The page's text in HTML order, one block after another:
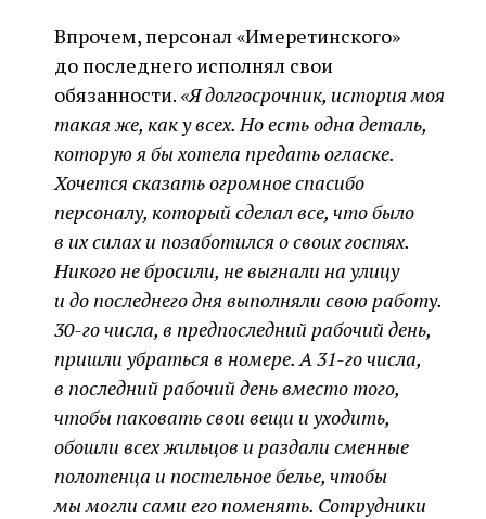
Впрочем, персонал «Имеретинского»
до последнего исполнял свои
обязанности. «Я долгосрочник, история моя
такая же, как у всех. Но есть одна деталь,
которую я бы хотела предать огласке.
Хочется сказать огромное спасибо
персоналу, который сделал все, что было
в их силах и позаботился о своих гостях.
Никого не бросили, не выгнали на улицу
и до последнего дня выполняли свою работу.
30-го числа, в предпоследний рабочий день,
пришли убраться в номере. А 31-го числа,
в последний рабочий день вместо того,
чтобы паковать свои вещи и уходить,
обошли всех жильцов и раздали сменные
полотенца и постельное белье, чтобы
мы могли сами его поменять. Сотрудники